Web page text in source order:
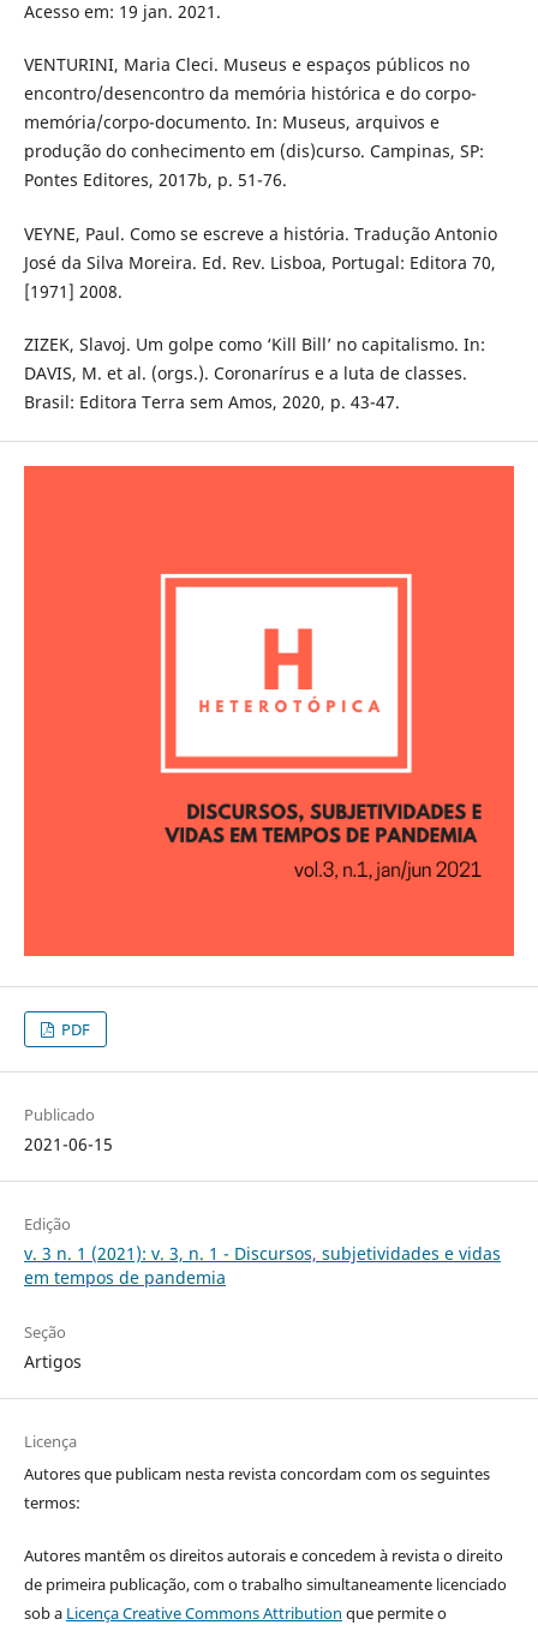
Acesso em: 19 jan. 2021.
VENTURINI, Maria Cleci. Museus e espaços públicos no
encontro/desencontro da memória histórica e do corpo-
memória/corpo-documento. In: Museus, arquivos e
produção do conhecimento em (dis)curso. Campinas, SP:
Pontes Editores, 2017b, p. 51-76.
VEYNE, Paul. Como se escreve a história. Tradução Antonio
José da Silva Moreira. Ed. Rev. Lisboa, Portugal: Editora 70,
[1971] 2008.
ZIZEK, Slavoj. Um golpe como ‘Kill Bill’ no capitalismo. In:
DAVIS, M. et al. (orgs.). Coronarírus e a luta de classes.
Brasil: Editora Terra sem Amos, 2020, p. 43-47.
PDF
Publicado
2021-06-15
Edição
v. 3 n. 1 (2021): v. 3, n. 1 - Discursos, subjetividades e vidas
em tempos de pandemia
Seção
Artigos
Licença
Autores que publicam nesta revista concordam com os seguintes
termos:
Autores mantêm os direitos autorais e concedem à revista o direito
de primeira publicação, com o trabalho simultaneamente licenciado
sob a Licença Creative Commons Attribution que permite o